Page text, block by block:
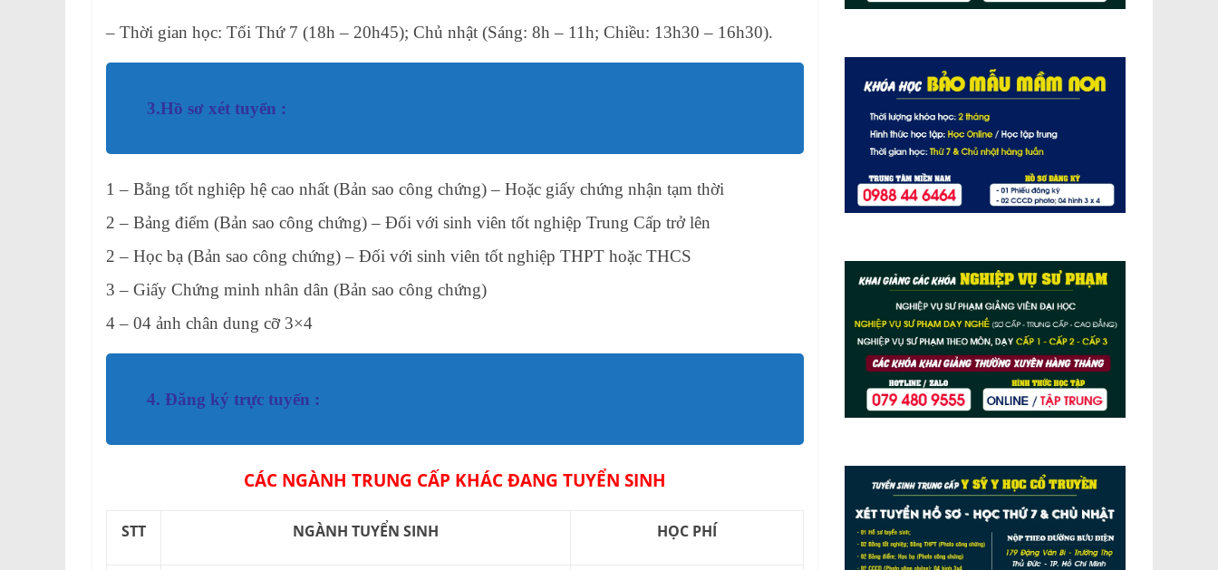
– Thời gian học: Tối Thứ 7 (18h – 20h45); Chủ nhật (Sáng: 8h – 11h; Chiều: 13h30 – 16h30).
3.Hồ sơ xét tuyển :
1 – Bằng tốt nghiệp hệ cao nhất (Bản sao công chứng) – Hoặc giấy chứng nhận tạm thời
2 – Bảng điểm (Bản sao công chứng) – Đối với sinh viên tốt nghiệp Trung Cấp trở lên
2 – Học bạ (Bản sao công chứng) – Đối với sinh viên tốt nghiệp THPT hoặc THCS
3 – Giấy Chứng minh nhân dân (Bản sao công chứng)
4 – 04 ảnh chân dung cỡ 3×4
4. Đăng ký trực tuyến :
CÁC NGÀNH TRUNG CẤP KHÁC ĐANG TUYỂN SINH
STT NGÀNH TUYỂN SINH HỌC PHÍ